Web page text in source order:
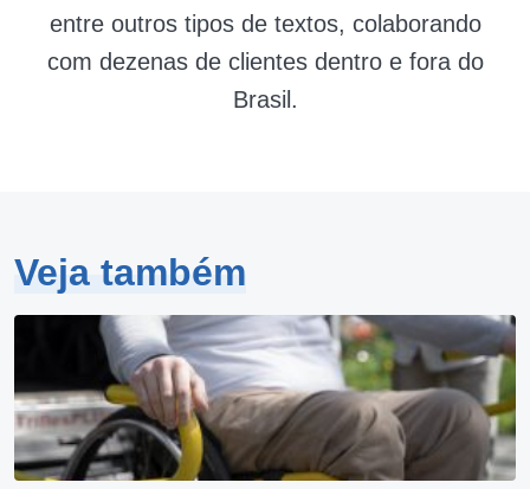
entre outros tipos de textos, colaborando
com dezenas de clientes dentro e fora do
Brasil.
Veja também